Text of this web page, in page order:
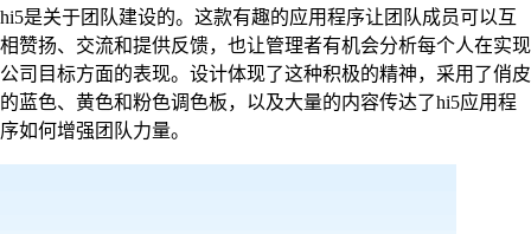
hi5是关于团队建设的。这款有趣的应用程序让团队成员可以互
相赞扬、交流和提供反馈，也让管理者有机会分析每个人在实现
公司目标方面的表现。设计体现了这种积极的精神，采用了俏皮
的蓝色、黄色和粉色调色板，以及大量的内容传达了hi5应用程
序如何增强团队力量。